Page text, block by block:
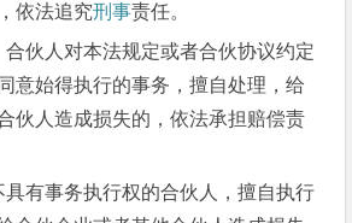
依法追究刑事责任。
伙人对本法规定或者合伙协议约定
意始得执行的事务，擅自处理，给
伙人造成损失的，依法承担赔偿责
有事务执行权的合伙人，擅自执行